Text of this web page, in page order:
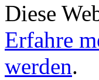
Diese
Erfahre
werden.